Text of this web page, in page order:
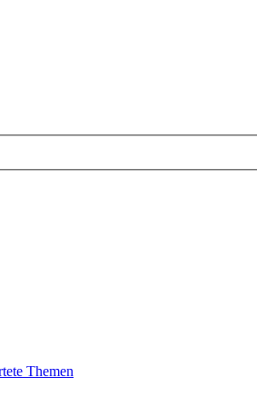
Themen